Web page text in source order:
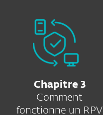
Chapitre 3
Comment
fonctionne un RPV